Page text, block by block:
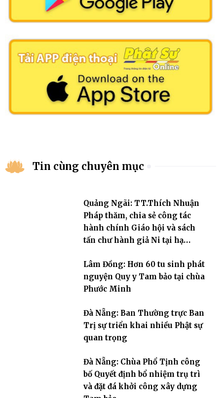
Tin cùng chuyên mục
Quảng Ngãi: TT.Thích Nhuận
Pháp thăm, chia sẻ công tác
hành chính Giáo hội và sách
tấn chư hành giả Ni tại hạ
tỉnh
Lâm Đồng: Hơn 60 tu sinh phát
nguyện Quy y Tam bảo tại chùa
Phước Minh
Đà Nẵng: Ban Thường trực Ban
Trị sự triển khai nhiều Phật sự
quan trọng
Đà Nẵng: Chùa Phổ Tịnh công
bố Quyết định bổ nhiệm trụ trì
và đặt đá khởi công xây dựng